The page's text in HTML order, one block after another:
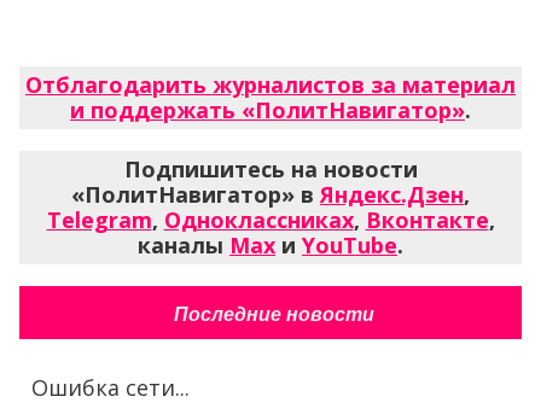
Отблагодарить журналистов за материал
и поддержать «ПолитНавигатор».
Подпишитесь на новости
«ПолитНавигатор» в Яндекс.Дзен,
Telegram, Одноклассниках, Вконтакте,
каналы Max и YouTube.
Последние новости
Ошибка сети...